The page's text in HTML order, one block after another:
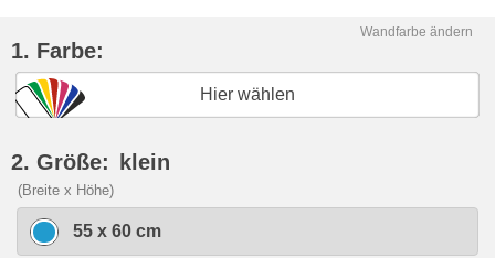
Wandfarbe ändern
1. Farbe:
Hier wählen
2. Größe: klein
(Breite x Höhe)
55 x 60 cm